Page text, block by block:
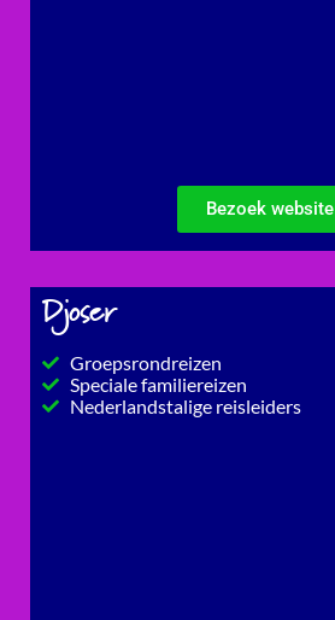
Bezoek website
Djoser
Groepsrondreizen
Speciale familiereizen
Nederlandstalige reisleiders